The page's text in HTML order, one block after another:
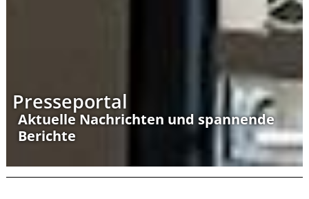
Presseportal
Aktuelle Nachrichten und spannende
Berichte